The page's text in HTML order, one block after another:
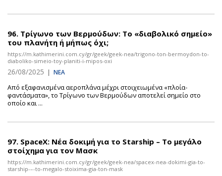
96. Τρίγωνο των Βερμούδων: To «διαβολικό σημείο»
του πλανήτη ή μήπως όχι;
https://m.kathimerini.com.cy/gr/geek/geek-nea/trigono-ton-bermoydon-to-
diaboliko-simeio-toy-planiti-i-mipos-oxi
26/08/2025 | ΝΕΑ
Από εξαφανισμένα αεροπλάνα μέχρι στοιχειωμένα «πλοία-
φαντάσματα», το Τρίγωνο των Βερμούδων αποτελεί σημείο στο
οποίο και ...
97. SpaceX: Νέα δοκιμή για το Starship – Το μεγάλο
στοίχημα για τον Μασκ
https://m.kathimerini.com.cy/gr/geek/geek-nea/spacex-nea-dokimi-gia-to-
starship-–-to-megalo-stoixima-gia-ton-mask